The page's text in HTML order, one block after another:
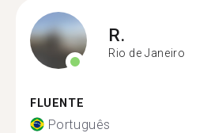
R.
Rio de Janeiro
FLUENTE
Português